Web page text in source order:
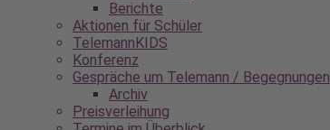
Berichte
Aktionen für Schüler
TelemannKIDS
Konferenz
Gespräche um Telemann / Begegnungen
Archiv
Preisverleihung